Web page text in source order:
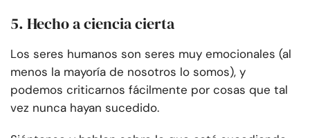
5. Hecho a ciencia cierta
Los seres humanos son seres muy emocionales (al
menos la mayoría de nosotros lo somos), y
podemos criticarnos fácilmente por cosas que tal
vez nunca hayan sucedido.